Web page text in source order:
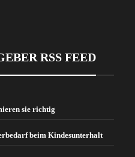
RSS FEED
sie richtig
beim Kindesunterhalt